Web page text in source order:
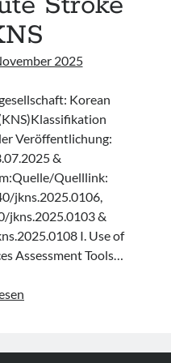
2025
Korean
Veröffentlichung:
&
Quelllink:
jkns.2025.0106,
jkns.2025.0103 &
I. Use of
Assessment Tools…
in